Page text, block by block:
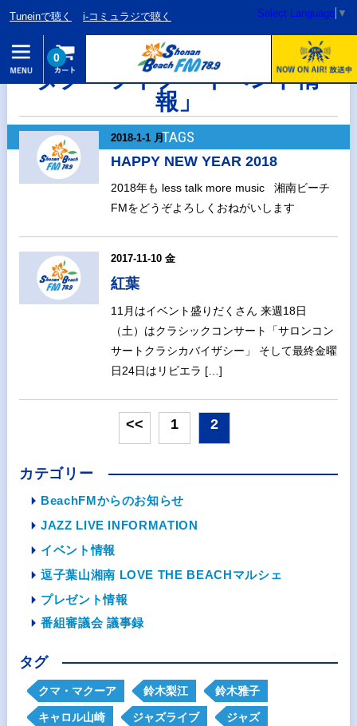
Tuneinで聴く i-コミュラジで聴く Select Language ▼
0
タグ「ライブ・イベント情
報」
TAGS
2018-1-1 月
HAPPY NEW YEAR 2018
2018年も less talk more music 湘南ビーチ
FMをどうぞよろしくおねがいします
2017-11-10 金
紅葉
11月はイベント盛りだくさん 来週18日
（土）はクラシックコンサート「サロンコン
サートクラシカバイザシー」 そして最終金曜
日24日はリビエラ […]
<< 1 2
カテゴリー
BeachFMからのお知らせ
JAZZ LIVE INFORMATION
イベント情報
逗子葉山湘南 LOVE THE BEACHマルシェ
プレゼント情報
番組審議会 議事録
タグ
クマ・マクーア 鈴木梨江 鈴木雅子
キャロル山崎 ジャズライブ ジャズ